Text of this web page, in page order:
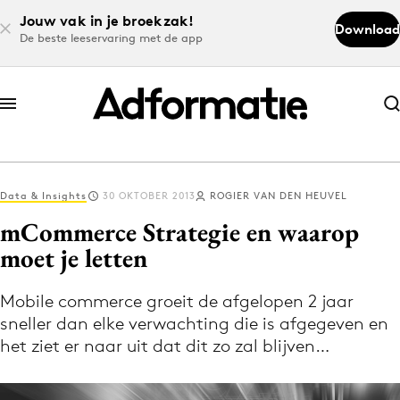
Jouw vak in je broekzak!
De beste leeservaring met de app
Download
Abonneer nu
Abonneer nu
Log in
Volg het laatste nieuws via de Adformatie
Nieuws app
Data & Insights 30 OKTOBER 2013 ROGIER VAN DEN HEUVEL
mCommerce Strategie en waarop
moet je letten
Mobile commerce groeit de afgelopen 2 jaar
sneller dan elke verwachting die is afgegeven en
het ziet er naar uit dat dit zo zal blijven…